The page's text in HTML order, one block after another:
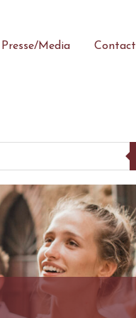
Presse/Media Contact